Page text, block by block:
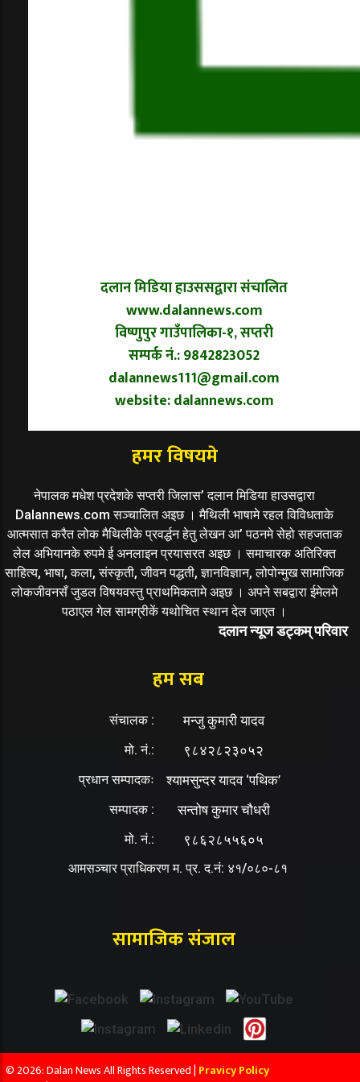
दलान मिडिया हाउससद्वारा संचालित
www.dalannews.com
विष्णुपुर गाउँपालिका-१, सप्तरी
सम्पर्क नं.: 9842823052
dalannews111@gmail.com
website: dalannews.com
हमर विषयमे
नेपालक मधेश प्रदेशके सप्तरी जिलास’ दलान मिडिया हाउसद्वारा
Dalannews.com सञ्चालित अइछ । मैथिली भाषामे रहल विविधताके
आत्मसात करैत लोक मैथिलीके प्रवर्द्धन हेतु लेखन आ’ पठनमे सेहो सहजताक
लेल अभियानके रुपमे ई अनलाइन प्रयासरत अइछ । समाचारक अतिरिक्त
साहित्य, भाषा, कला, संस्कृती, जीवन पद्धती, ज्ञानविज्ञान, लोपोन्मुख सामाजिक
लोकजीवनसँ जुडल विषयवस्तु प्राथमिकतामे अइछ । अपने सबद्वारा ईमेलमे
पठाएल गेल सामग्रीकें यथोचित स्थान देल जाएत ।
दलान न्यूज डट्कम् परिवार
हम सब
संचालक : मन्जु कुमारी यादव
मो. नं.: ९८४२८२३०५२
प्रधान सम्पादकः श्यामसुन्दर यादव ‘पथिक’
सम्पादक : सन्तोष कुमार चौधरी
मो. नं.: ९८६२८५५६०५
आमसञ्चार प्राधिकरण म. प्र. द.नं: ४१/०८०-८१
सामाजिक संजाल
© 2026: Dalan News All Rights Reserved | Pravicy Policy